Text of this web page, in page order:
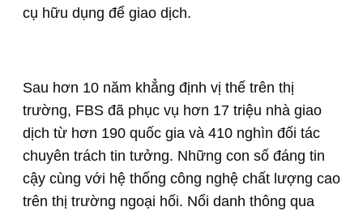
cụ hữu dụng để giao dịch.
Sau hơn 10 năm khẳng định vị thế trên thị
trường, FBS đã phục vụ hơn 17 triệu nhà giao
dịch từ hơn 190 quốc gia và 410 nghìn đối tác
chuyên trách tin tưởng. Những con số đáng tin
cậy cùng với hệ thống công nghệ chất lượng cao
trên thị trường ngoại hối. Nổi danh thông qua